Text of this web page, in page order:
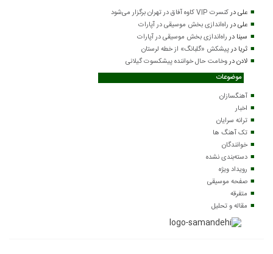
علیدرکنسرت VIP کاوه آفاق در تهران برگزار می‌شود
علیدر راه‌اندازی بخش موسیقی در آپارات
سینا در راه‌اندازی بخش موسیقی در آپارات
ثریا درپیشکش «گلبانگ» از خطه لرستان
لادندروخامت حال خواننده پیشکسوت گیلانی
موضوعات
آهنگسازان
اخبار
ترانه سرایان
تک آهنگ ها
خوانندگان
دسته‌بندی نشده
رویداد ویژه
صفحه موسیقی
متفرقه
مقاله و تحلیل